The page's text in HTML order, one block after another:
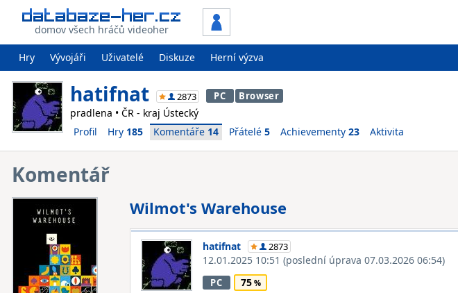
domov všech hráčů videoher
Hry Vývojáři Uživatelé Diskuze Herní výzva
hatifnat 2873 PC Browser
pradlena • ČR - kraj Ústecký
Profil
Hry 185 Komentáře 14 Přátelé 5 Achievementy 23 Aktivita
Komentář
Wilmot's Warehouse
hatifnat 2873
12.01.2025 10:51 (poslední úprava 07.03.2026 06:54)
PC
75